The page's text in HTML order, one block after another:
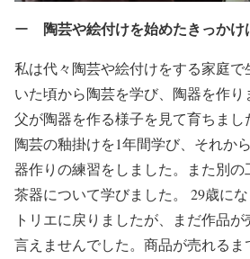
ー 陶芸や絵付けを始めたきっか
私は代々陶芸や絵付けをする家庭
いた頃から陶芸を学び、陶器を作り
父が陶器を作る様子を見て育ちまし
陶芸の釉掛けを1年間学び、それか
器作りの練習をしました。また別
茶器について学びました。 29歳に
トリエに戻りましたが、まだ作品
言えませんでした。商品が売れる